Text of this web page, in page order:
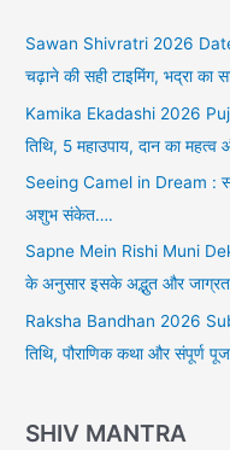
Sawan Shivratri 2026 Date
चढ़ाने की सही टाइमिंग, भद्रा का
Kamika Ekadashi 2026 Puja
तिथि, 5 महाउपाय, दान का महत्व
Seeing Camel in Dream :
अशुभ संकेत….
Sapne Mein Rishi Muni
के अनुसार इसके अद्भुत और
Raksha Bandhan 2026
तिथि, पौराणिक कथा और संपूर्ण
SHIV MANTRA